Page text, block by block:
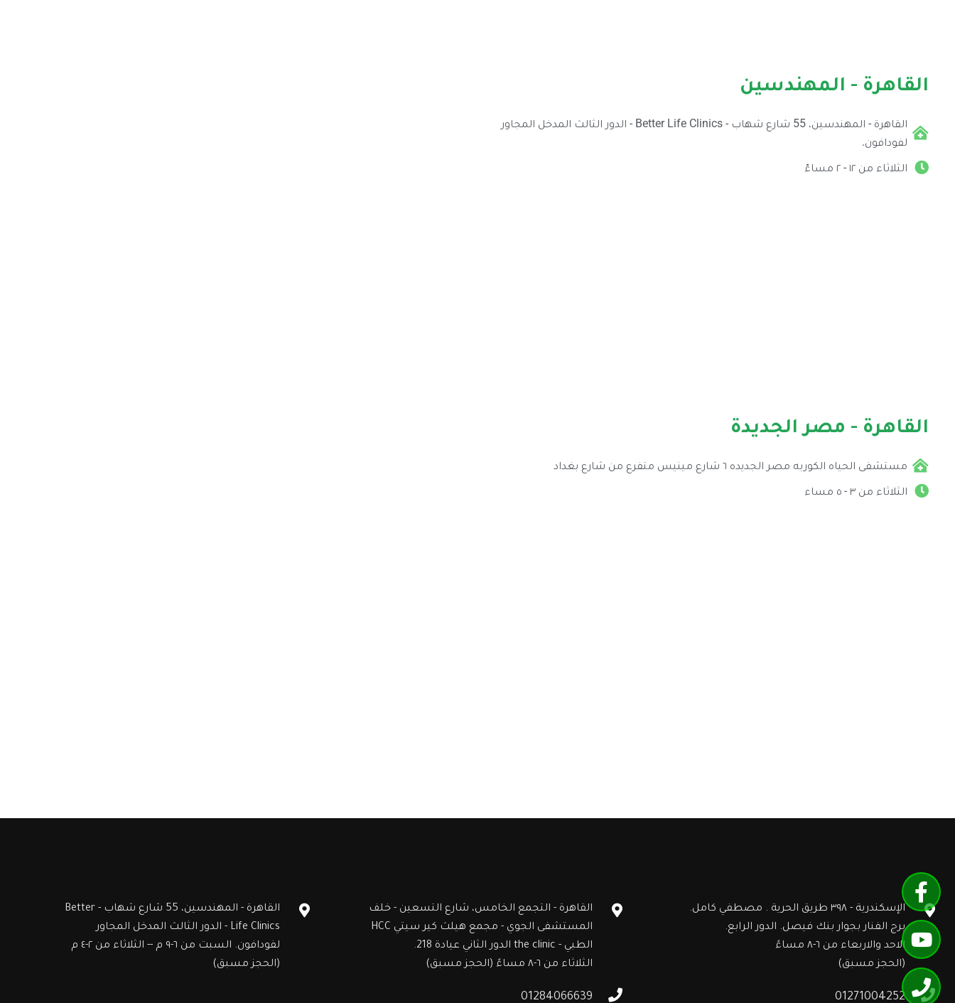
القاهرة - المهندسين
القاهرة - المهندسين، 55 شارع شهاب - Better Life Clinics - الدور الثالث المدخل المجاور
لفودافون.
الثلاثاء من ١٢ - ٢ مساءّ
القاهرة - مصر الجديدة
مستشفى الحياه الكوربه مصر الجديده ٦ شارع مينيس متفرع من شارع بغداد
الثلاثاء من ٣ - ٥ مساء
الإسكندرية - ٣٩٨ طريق الحرية . مصطفي كامل.
برج الفنار بجوار بنك فيصل. الدور الرابع.
الاحد والاربعاء من ٦-٨ مساءً
(الحجز مسبق)
01271004252
القاهرة - التجمع الخامس، شارع التسعين - خلف
المستشفى الجوي - مجمع هيلث كير سيتي HCC
الطبي - the clinic الدور الثاني عيادة 218.
الثلاثاء من ٦-٨ مساءً (الحجز مسبق)
01284066639
القاهرة - المهندسين، 55 شارع شهاب - Better
Life Clinics - الدور الثالث المدخل المجاور
لفودافون. السبت من ٦-٩ م -- الثلاثاء من ٢-٤ م
(الحجز مسبق)